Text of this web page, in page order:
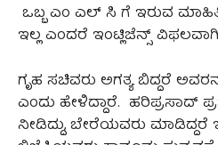
ಒಬ್ಬ ಎಂ ಎಲ್ ಸಿ ಗೆ ಇರುವ
ಇಲ್ಲ ಎಂದರೆ ಇಂಟ್ಲಿಜೆನ್ಸ್
ಗೃಹ ಸಚಿವರು ಅಗತ್ಯ ಬಿದ್ದರೆ
ಎಂದು ಹೇಳಿದ್ದಾರೆ. ಹರಿಪ್ರಸಾದ್
ನೀಡಿದ್ದು, ಬೇರೆಯವರು ಮಾಡಿದ್ದರೆ